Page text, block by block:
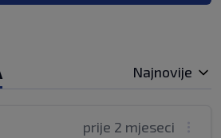
Najnovije
prije 2 mjeseci